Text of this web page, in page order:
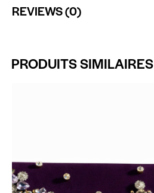
REVIEWS (0)
PRODUITS SIMILAIRES